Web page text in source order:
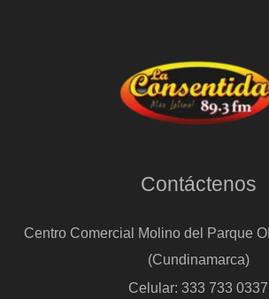
Contáctenos
Centro Comercial Molino del Parque
(Cundinamarca)
Celular: 333 733 0337